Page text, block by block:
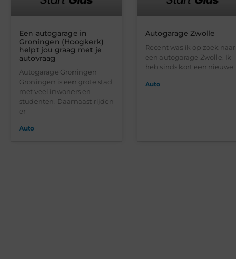
Een autogarage in
Groningen (Hoogkerk)
helpt jou graag met je
autovraag
Autogarage Groningen
Groningen is een grote stad
met veel inwoners en
studenten. Daarnaast rijden
er
Auto
Autogarage Zwolle
Recent was ik op zoek naar
een autogarage Zwolle. Ik
heb sinds kort een nieuwe
Auto